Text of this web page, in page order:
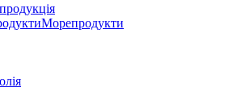
Морепродукти